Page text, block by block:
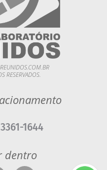
RESERVADOS.
1644
dentro